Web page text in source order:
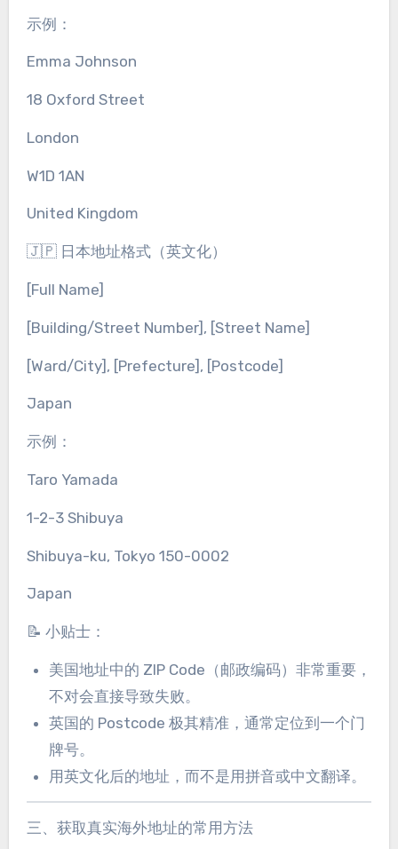
示例：
Emma Johnson
18 Oxford Street
London
W1D 1AN
United Kingdom
🇯🇵 日本地址格式（英文化）
[Full Name]
[Building/Street Number], [Street Name]
[Ward/City], [Prefecture], [Postcode]
Japan
示例：
Taro Yamada
1-2-3 Shibuya
Shibuya-ku, Tokyo 150-0002
Japan
📝 小贴士：
美国地址中的 ZIP Code（邮政编码）非常重要，
不对会直接导致失败。
英国的 Postcode 极其精准，通常定位到一个门
牌号。
用英文化后的地址，而不是用拼音或中文翻译。
三、获取真实海外地址的常用方法